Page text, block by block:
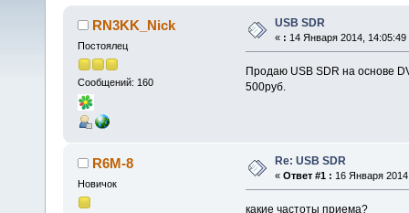
RN3KK_Nick
Постоялец
Сообщений: 160
USB SDR
« : 14 Января 2014, 14:05:49
Продаю USB SDR на основе
500руб.
R6M-8
Новичок
Re: USB SDR
« Ответ #1 : 16 Января
какие частоты приема?